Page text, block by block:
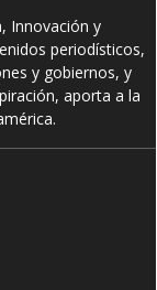
Innovación y
periodísticos,
y gobiernos, y
aporta a la